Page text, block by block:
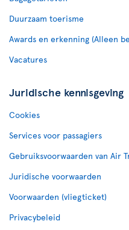
Duurzaam toerisme
Awards en erkenning (Alleen
Vacatures
Juridische kennisgeving
Cookies
Services voor passagiers
Gebruiksvoorwaarden van Air
Juridische voorwaarden
Voorwaarden (vliegticket)
Privacybeleid